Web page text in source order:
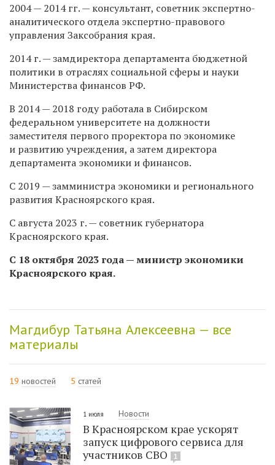
2004 — 2014 гг. — консультант, советник экспертно-
аналитического отдела экспертно-правового
управления Заксобрания края.
2014 г. — замдиректора департамента бюджетной
политики в отраслях социальной сферы и науки
Министерства финансов РФ.
В 2014 — 2018 году работала в Сибирском
федеральном университете на должности
заместителя первого проректора по экономике
и развитию учреждения, а затем директора
департамента экономики и финансов.
С 2019 — замминистра экономики и регионального
развития Красноярского края.
С августа 2023 г. — советник губернатора
Красноярского края.
С 18 октября 2023 года — министр экономики
Красноярского края.
Магдибур Татьяна Алексеевна — все
материалы
19 новостей 5 статей
1 июля Новости
В Красноярском крае ускорят
запуск цифрового сервиса для
участников СВО
1